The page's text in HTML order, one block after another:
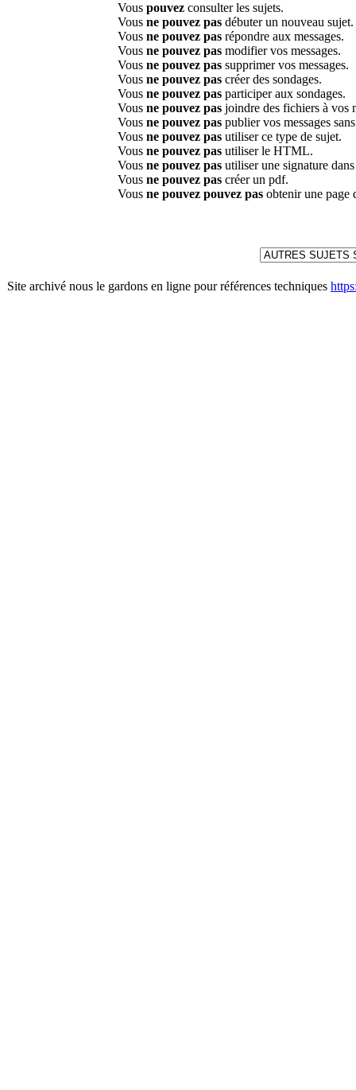
Vous pouvez consulter les sujets.
Vous ne pouvez pas débuter un nouveau sujet.
Vous ne pouvez pas répondre aux messages.
Vous ne pouvez pas modifier vos messages.
Vous ne pouvez pas supprimer vos messages.
Vous ne pouvez pas créer des sondages.
Vous ne pouvez pas participer aux sondages.
Vous ne pouvez pas joindre des fichiers à vos
Vous ne pouvez pas publier vos messages
Vous ne pouvez pas utiliser ce type de sujet.
Vous ne pouvez pas utiliser le HTML.
Vous ne pouvez pas utiliser une signature
Vous ne pouvez pas créer un pdf.
Vous ne pouvez pouvez pas obtenir une page
Site archivé nous le gardons en ligne pour références techniques